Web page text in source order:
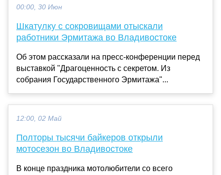
00:00, 30 Июн
Шкатулку с сокровищами отыскали
работники Эрмитажа во Владивостоке
Об этом рассказали на пресс-конференции перед
выставкой "Драгоценность с секретом. Из
собрания Государственного Эрмитажа"...
12:00, 02 Май
Полторы тысячи байкеров открыли
мотосезон во Владивостоке
В конце праздника мотолюбители со всего